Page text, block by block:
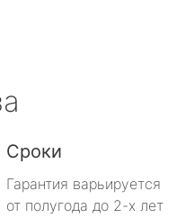
Сроки
Гарантия варьируется
от полугода до 2-х лет